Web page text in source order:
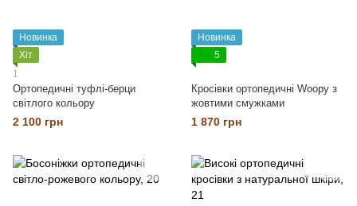
Новинка
Хіт
1
Ортопедичні туфлі-берци
світлого кольору
2 100 грн
Новинка
5
Кросівки ортопедичні Woopy з
жовтими смужками
1 870 грн